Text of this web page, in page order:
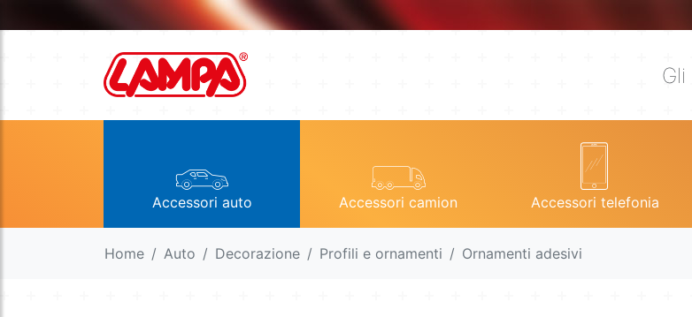
Gli
Accessori auto Accessori camion Accessori telefonia
Home Auto Decorazione Profili e ornamenti Ornamenti adesivi